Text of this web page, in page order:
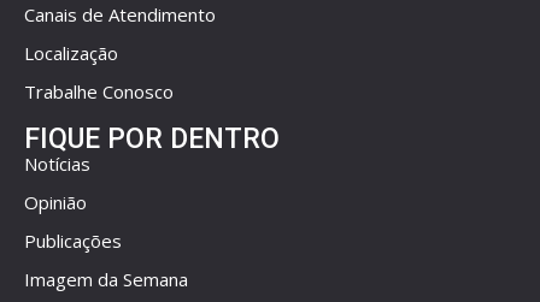
Canais de Atendimento
Localização
Trabalhe Conosco
FIQUE POR DENTRO
Notícias
Opinião
Publicações
Imagem da Semana